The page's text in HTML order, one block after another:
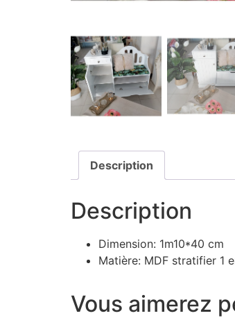
Description
Description
Dimension: 1m10*40 cm
Matière: MDF stratifier 1
Vous aimerez